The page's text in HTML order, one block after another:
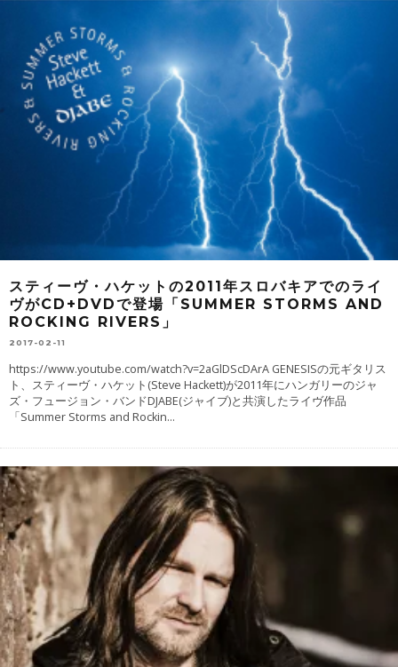
スティーヴ・ハケットの2011年スロバキアでのライ
ヴがCD+DVDで登場「SUMMER STORMS AND
ROCKING RIVERS」
2017-02-11
https://www.youtube.com/watch?v=2aGlDScDArA GENESISの元ギタリス
ト、スティーヴ・ハケット(Steve Hackett)が2011年にハンガリーのジャ
ズ・フュージョン・バンドDJABE(ジャイブ)と共演したライヴ作品
「Summer Storms and Rockin...